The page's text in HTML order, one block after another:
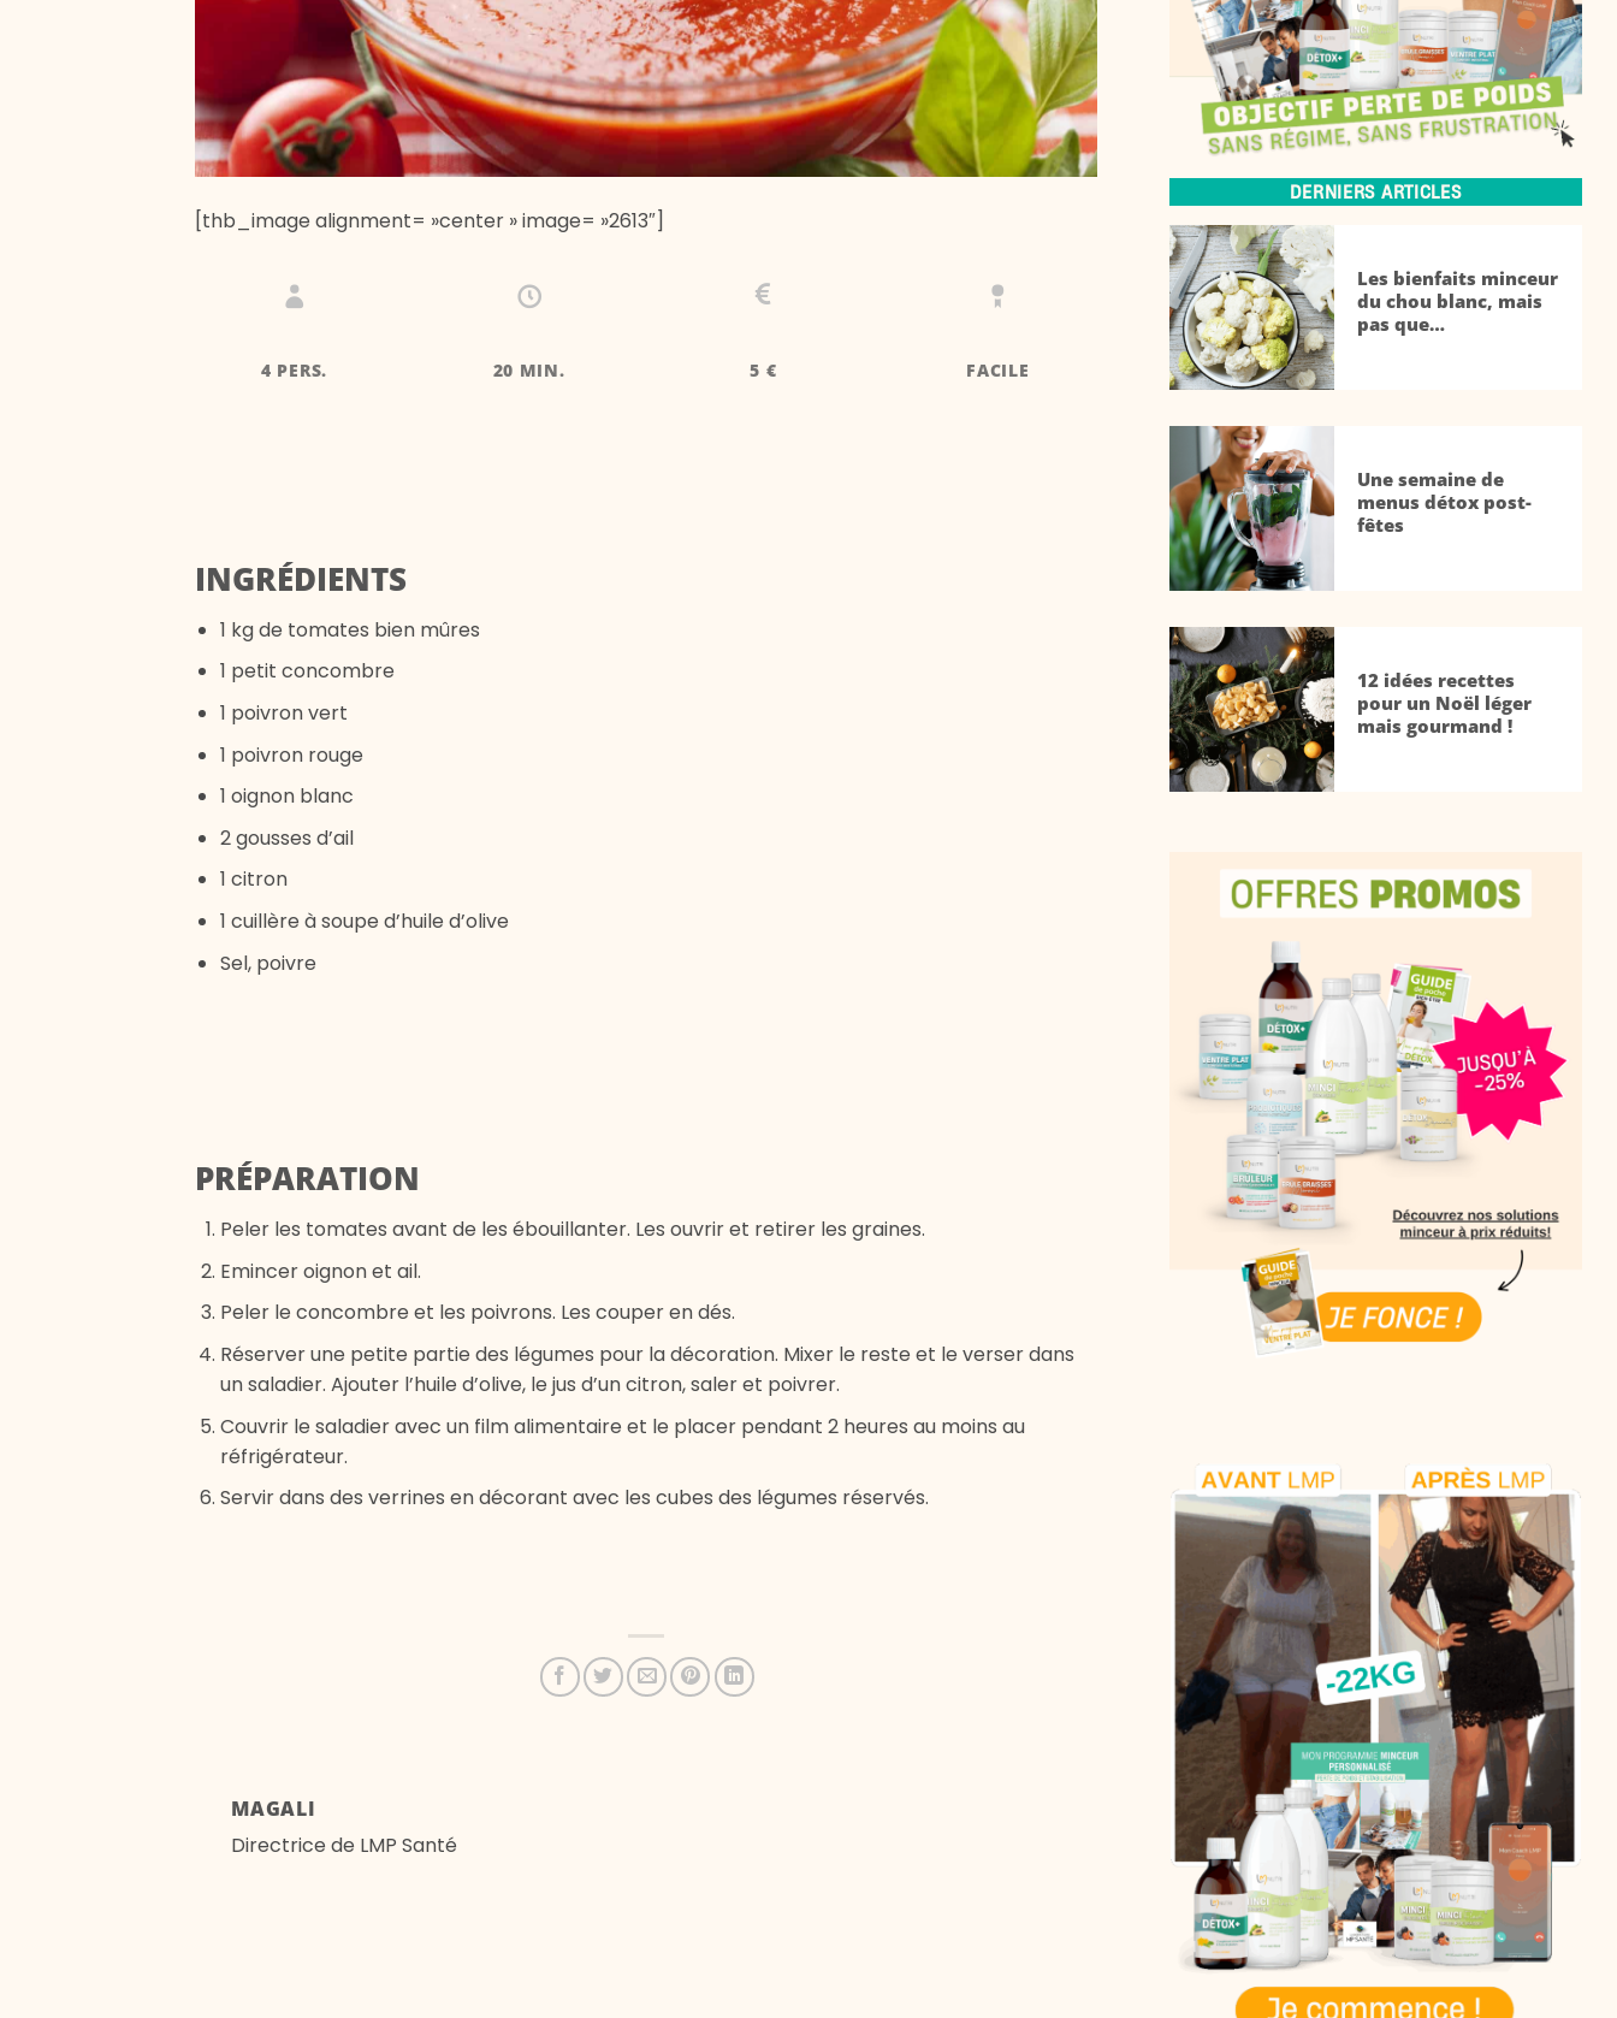
[thb_image alignment= »center » image= »2613″]
4 PERS. 20 MIN. 5 € FACILE
INGRÉDIENTS
1 kg de tomates bien mûres
1 petit concombre
1 poivron vert
1 poivron rouge
1 oignon blanc
2 gousses d’ail
1 citron
1 cuillère à soupe d’huile d’olive
Sel, poivre
PRÉPARATION
Peler les tomates avant de les ébouillanter. Les ouvrir et retirer les graines.
Emincer oignon et ail.
Peler le concombre et les poivrons. Les couper en dés.
Réserver une petite partie des légumes pour la décoration. Mixer le reste et le verser dans
un saladier. Ajouter l’huile d’olive, le jus d’un citron, saler et poivrer.
Couvrir le saladier avec un film alimentaire et le placer pendant 2 heures au moins au
réfrigérateur.
Servir dans des verrines en décorant avec les cubes des légumes réservés.
MAGALI
Directrice de LMP Santé
DERNIERS ARTICLES
Les bienfaits minceur
du chou blanc, mais
pas que…
Une semaine de
menus détox post-
fêtes
12 idées recettes
pour un Noël léger
mais gourmand !